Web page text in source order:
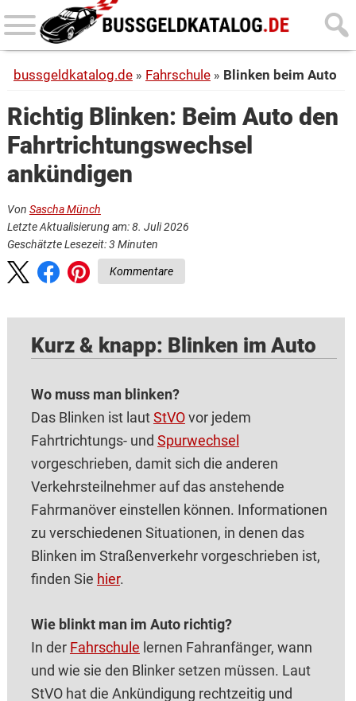
Skip
to
content
Skip
to
sidebar
bussgeldkatalog.de Fahrschule Blinken beim Auto
Richtig Blinken: Beim Auto den
Fahrtrichtungswechsel
ankündigen
Von Sascha Münch
Letzte Aktualisierung am: 8. Juli 2026
Geschätzte Lesezeit:3 Minuten
Kommentare
Kurz & knapp: Blinken im Auto
Wo muss man blinken?
Das Blinken ist lautStVOvor jedem
Fahrtrichtungs- und Spurwechsel
vorgeschrieben, damit sich die anderen
Verkehrsteilnehmer auf das anstehende
Fahrmanöver einstellen können. Informationen
zu verschiedenen Situationen, in denen das
Blinken im Straßenverkehr vorgeschrieben ist,
finden Sie hier.
Wie blinkt man im Auto richtig?
In der Fahrschule lernen Fahranfänger, wann
und wie sie den Blinker setzen müssen. Laut
StVO hat die Ankündigung rechtzeitig und